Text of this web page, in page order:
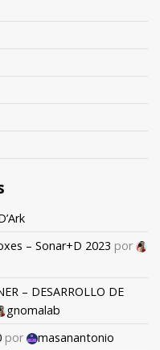
– Sonar+D 2023 por
– DESARROLLO DE
gnomalab
por
masanantonio